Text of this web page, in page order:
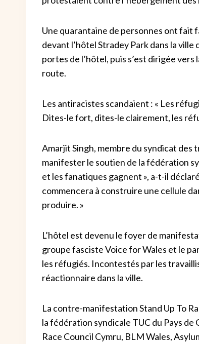
Une quarantaine de personnes ont fait
devant l’hôtel Stradey Park dans la
portes de l’hôtel, puis s’est dirigée
route.
Les antiracistes scandaient : « Les
Dites-le fort, dites-le clairement, les
Amarjit Singh, membre du syndicat des
manifester le soutien de la fédération
et les fanatiques gagnent », a-t-il
commencera à construire une cellule
produire. »
L’hôtel est devenu le foyer de
groupe fasciste Voice for Wales et le
les réfugiés. Incontestés par les
réactionnaire dans la ville.
La contre-manifestation Stand Up To
la fédération syndicale TUC du Pays de
Race Council Cymru, BLM Wales,